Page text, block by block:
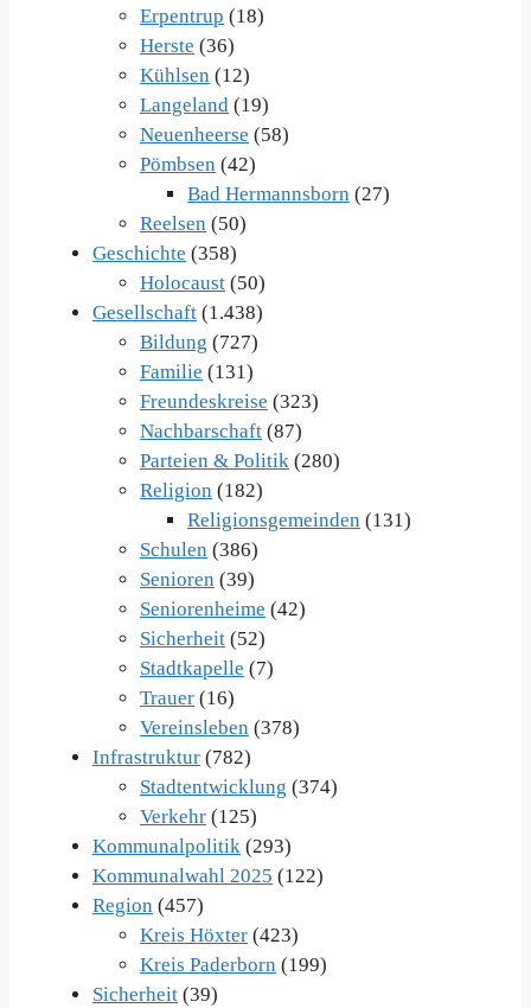
Erpentrup (18)
Herste (36)
Kühlsen (12)
Langeland (19)
Neuenheerse (58)
Pömbsen (42)
Bad Hermannsborn (27)
Reelsen (50)
Geschichte (358)
Holocaust (50)
Gesellschaft (1.438)
Bildung (727)
Familie (131)
Freundeskreise (323)
Nachbarschaft (87)
Parteien & Politik (280)
Religion (182)
Religionsgemeinden (131)
Schulen (386)
Senioren (39)
Seniorenheime (42)
Sicherheit (52)
Stadtkapelle (7)
Trauer (16)
Vereinsleben (378)
Infrastruktur (782)
Stadtentwicklung (374)
Verkehr (125)
Kommunalpolitik (293)
Kommunalwahl 2025 (122)
Region (457)
Kreis Höxter (423)
Kreis Paderborn (199)
Sicherheit (39)